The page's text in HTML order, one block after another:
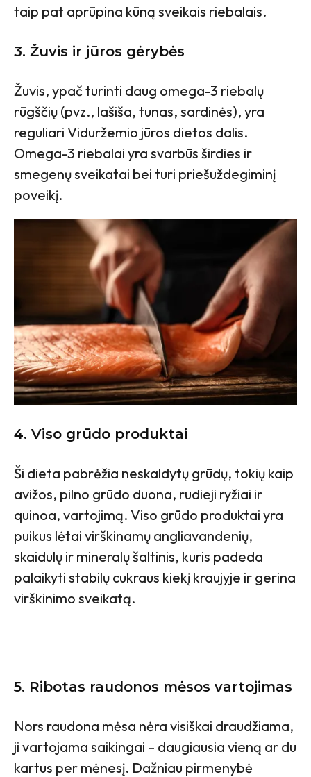
taip pat aprūpina kūną sveikais riebalais.
3. Žuvis ir jūros gėrybės
Žuvis, ypač turinti daug omega-3 riebalų
rūgščių (pvz., lašiša, tunas, sardinės), yra
reguliari Viduržemio jūros dietos dalis.
Omega-3 riebalai yra svarbūs širdies ir
smegenų sveikatai bei turi priešuždegiminį
poveikį.
4. Viso grūdo produktai
Ši dieta pabrėžia neskaldytų grūdų, tokių kaip
avižos, pilno grūdo duona, rudieji ryžiai ir
quinoa, vartojimą. Viso grūdo produktai yra
puikus lėtai virškinamų angliavandenių,
skaidulų ir mineralų šaltinis, kuris padeda
palaikyti stabilų cukraus kiekį kraujyje ir gerina
virškinimo sveikatą.
5. Ribotas raudonos mėsos vartojimas
Nors raudona mėsa nėra visiškai draudžiama,
ji vartojama saikingai – daugiausia vieną ar du
kartus per mėnesį. Dažniau pirmenybė